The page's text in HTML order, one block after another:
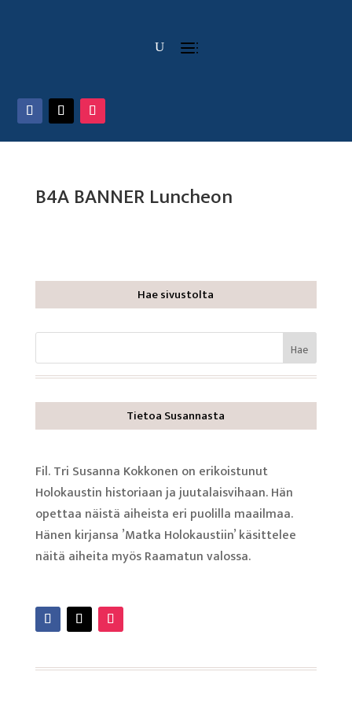
B4A BANNER Luncheon
Hae sivustolta
Tietoa Susannasta
Fil. Tri Susanna Kokkonen on erikoistunut
Holokaustin historiaan ja juutalaisvihaan. Hän
opettaa näistä aiheista eri puolilla maailmaa.
Hänen kirjansa ’Matka Holokaustiin’ käsittelee
näitä aiheita myös Raamatun valossa.